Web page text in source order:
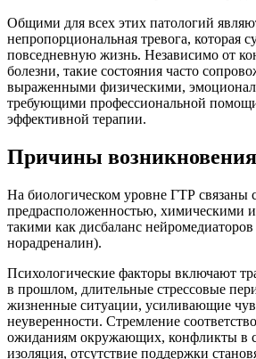
Общими для всех этих патологий
непропорциональная тревога, которая
повседневную жизнь. Независимо от
болезни, такие состояния часто
выраженными физическими,
требующими профессиональной
эффективной терапии.
Причины возникновения
На биологическом уровне ГТР связаны
предрасположенностью, химическими
такими как дисбаланс
норадреналин).
Психологические факторы включают
в прошлом, длительные стрессовые
жизненные ситуации, усиливающие
неуверенности. Стремление
ожиданиям окружающих, конфликты в
изоляция, отсутствие поддержки